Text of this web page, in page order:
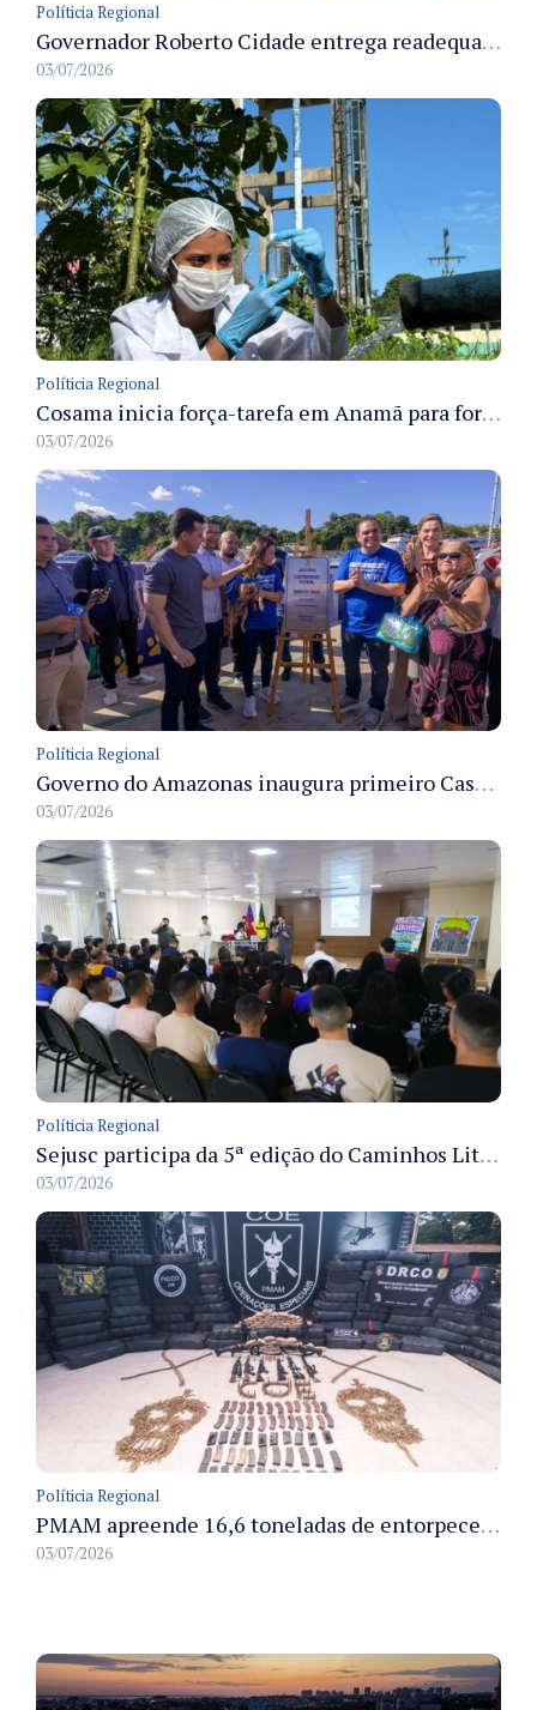
Políticia Regional
Governador Roberto Cidade entrega readequação do ambulatório da FCecon e amplia capacidade de atendimento oncológico em Manaus
03/07/2026
Políticia Regional
Cosama inicia força-tarefa em Anamã para fortalecer abastecimento de água e segurança hídrica da população
03/07/2026
Políticia Regional
Governo do Amazonas inaugura primeiro Castramóvel Fluvial para atendimento veterinário às comunidades ribeirinhas e castração gratuita
03/07/2026
Políticia Regional
Sejusc participa da 5ª edição do Caminhos Literários com foco na cultura hip-hop nas unidades socioeducativas
03/07/2026
Políticia Regional
PMAM apreende 16,6 toneladas de entorpecentes e registra aumento nas prisões em flagrante e nas capturas de foragidos no primeiro semestre de 2026
03/07/2026